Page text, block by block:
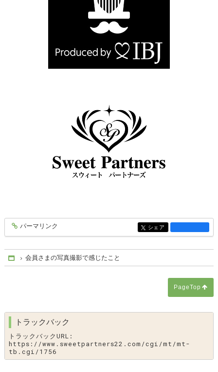
entry1770
パーマリンク entry1770
シェア
Home
会員さまの写真撮影で感じたこと
PageTop
トラックバック
トラックバックURL:
https://www.sweetpartners22.com/cgi/mt/mt-
tb.cgi/1756